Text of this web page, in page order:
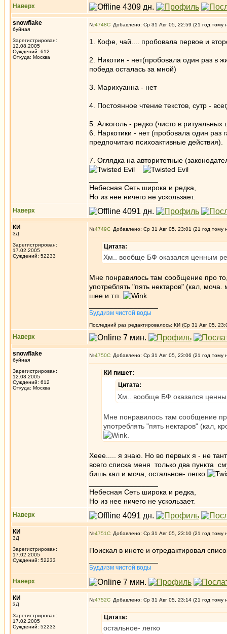
Наверх
snowflake
буйная
Зарегистрирован:
12.08.2005
Суждений: 612
Откуда: Москва
№4748 Добавлено: Ср 31 Авг 05, 22:59 (21 год тому
1. Кофе, чай.... пробовала первое и
2. Никотин - нет(пробовала один раз в
победа осталась за мной)
3. Марихуанна - нет
4. Постоянное чтение текстов, сутр -
5. Алкоголь - редко (чисто в ритуальных
6. Наркотики - нет (пробовала один
предпочитаю психоактивные действия).
7. Оглядка на авторитетные
Небесная Сеть широка и редка,
Но из нее ничего не ускользает.
Наверх
КИ
3Д
Зарегистрирован:
17.02.2005
Суждений: 52233
№4749 Добавлено: Ср 31 Авг 05, 23:01 (21 год тому
Цитата:
Хм.. вообще БФ оказался ценным
Мне понравилось там сообщение про
употреблять "пять нектаров" (кал,
шее и т.п.
Буддизм чистой воды
Последний раз редактировалось: КИ (Ср 31 Авг 05,
Наверх
snowflake
буйная
Зарегистрирован:
12.08.2005
Суждений: 612
Откуда: Москва
№4750 Добавлено: Ср 31 Авг 05, 23:06 (21 год тому
КИ пишет:
Цитата:
Хм.. вообще БФ оказался
Мне понравилось там сообщение
употреблять "пять нектаров" (кал,
Хеее..... я знаю. Но во первых я - не
всего списка меня только два пункта
бишь кал и моча, остальное- легко
Небесная Сеть широка и редка,
Но из нее ничего не ускользает.
Наверх
КИ
3Д
Зарегистрирован:
17.02.2005
Суждений: 52233
№4751 Добавлено: Ср 31 Авг 05, 23:10 (21 год тому
Поискал в инете и отредактировал
Буддизм чистой воды
Наверх
КИ
3Д
Зарегистрирован:
17.02.2005
Суждений: 52233
№4752 Добавлено: Ср 31 Авг 05, 23:14 (21 год тому
Цитата:
остальное- легко